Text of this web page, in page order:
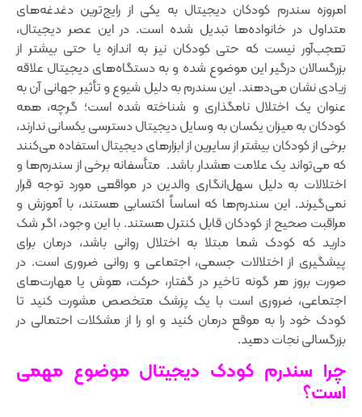
امروزه سندرم کودکان دیجیتال به یکی از رایج‌ترین دغدغه‌های
متداول در خانواده‌ها تبدیل شده است. در این عصر دیجیتال،
تعجب‌آور نیست که حتی کودکان نیز به اندازه یا حتی بیشتر از
بزرگسالان درگیر این موضوع شده و به دستگاه‌های دیجیتال علاقه
زیادی نشان می‌دهند. این سندرم به دلیل شیوع و تأثیر جهانی آن به
عنوان یک اختلال نامگذاری و شناخته شده است؛ گرچه، همه
کودکان به میزان یکسان به وسایل دیجیتال دسترسی یکسانی ندارند،
برخی از کودکان بیشتر از سایرین از ابزارهای دیجیتال استفاده می‌کنند
که می‌تواند یک علامت هشدار باشد. متأسفانه برخی از سندرم‌ها و
اختلالات به دلیل سهل‌انگاری والدین در مواقعی مورد توجه قرار
نمی‌گیرند. این سندرم‌ها که اساساً اکتسابی هستند، با آموزش و
مراقبت صحیح از کودکان قابل کنترل هستند. با این وجود، اگر شک
دارید که کودک شما مبتلا به اختلال روانی باشد، درمان برای
پیشگیری از اختلالات جسمی، اجتماعی و روانی ضروری است. در
صورت بروز هر گونه تاخیر در گفتار، حرکت، هوش یا مهارت‌های
اجتماعی، ضروری است با یک پزشک متخصص مشورت کنید تا
کودک خود را به موقع درمان کنید و او را از مشکلات احتمالی در
بزرگسالی نجات دهید.
چرا سندرم کودک دیجیتال موضوع مهمی‌
است؟